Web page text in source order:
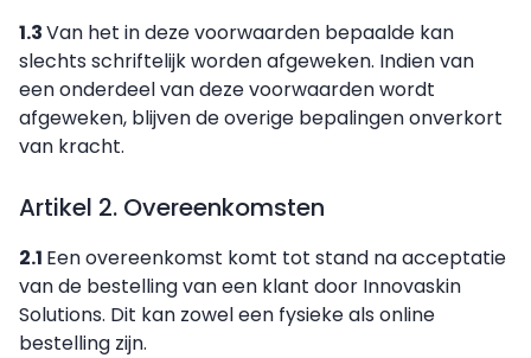
1.3Van het in deze voorwaarden bepaalde kan
slechts schriftelijk worden afgeweken. Indien van
een onderdeel van deze voorwaarden wordt
afgeweken, blijven de overige bepalingen onverkort
van kracht.
Artikel 2. Overeenkomsten
2.1 Een overeenkomst komt tot stand na acceptatie
van de bestelling van een klant door Innovaskin
Solutions. Dit kan zowel een fysieke als online
bestelling zijn.